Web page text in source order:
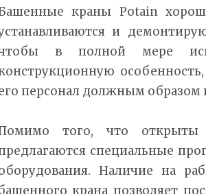
краны Potain
и
в полной мере
персонал должным образом
того, что открыты
специальные
Наличие на
крана позволяет